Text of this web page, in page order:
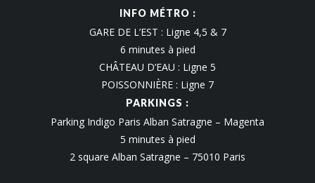
INFO MÉTRO :
GARE DE L’EST : Ligne 4,5 & 7
6 minutes à pied
CHÂTEAU D’EAU : Ligne 5
POISSONNIÈRE : Ligne 7
PARKINGS :
Parking Indigo Paris Alban Satragne – Magenta
5 minutes à pied
2 square Alban Satragne – 75010 Paris